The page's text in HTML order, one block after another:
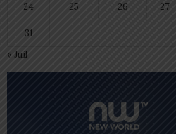
24 25 26 27
31
« Juil